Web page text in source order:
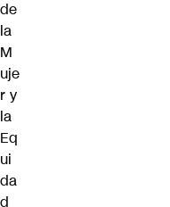
de
la
M
uje
r y
la
Eq
ui
da
d